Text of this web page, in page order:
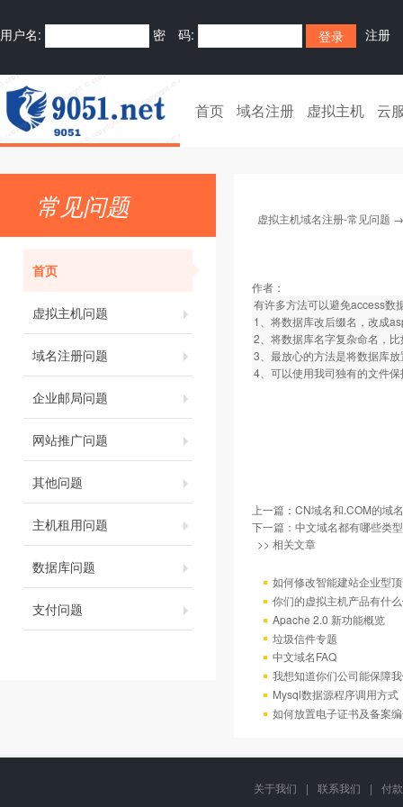
用户名: 密 码: 注册
首页 域名注册 虚拟主机 云
常见问题
首页
虚拟主机问题
域名注册问题
企业邮局问题
网站推广问题
其他问题
主机租用问题
数据库问题
支付问题
虚拟主机域名注册-常见问题
作者：
有许多方法可以避免access数
1、将数据库改后缀名，改成
2、将数据库名字复杂命名，
3、最放心的方法是将数据库
4、可以使用我司独有的文件
上一篇： CN域名和.COM的域
下一篇： 中文域名都有哪些类
>> 相关文章
如何修改智能建站企业型
你们的虚拟主机产品有什
Apache 2.0 新功能概览
垃圾信件专题
中文域名FAQ
我想知道你们公司能保障
Mysql数据源程序调用方
如何放置电子证书及备案
关于我们 | 联系我们 |
付